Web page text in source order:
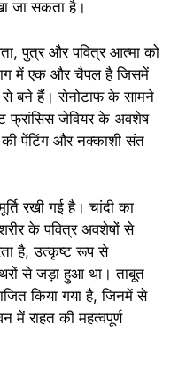
जा सकता है।
पुत्र और पवित्र आत्मा को
भाग में एक और चैपल है जिसमें
बने हैं। सेनोटाफ के सामने
फ्रांसिस जेवियर के अवशेष
की पेंटिंग और नक्काशी संत
रखी गई है। चांदी का
के पवित्र अवशेषों से
है, उत्कृष्ट रूप से
से जड़ा हुआ था। ताबूत
किया गया है, जिनमें से
में राहत की महत्वपूर्ण